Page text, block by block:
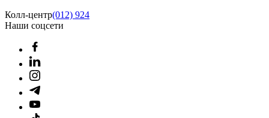
Колл-центр(012) 924
Наши соцсети